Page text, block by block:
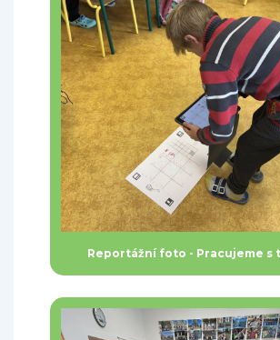
Reportážní foto - Pracujeme s